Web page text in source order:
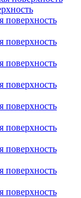
поверхность
поверхность
поверхность
поверхность
поверхность
поверхность
поверхность
поверхность
поверхность